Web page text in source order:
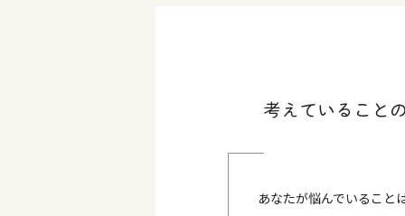
考えていること
あなたが悩んでいること